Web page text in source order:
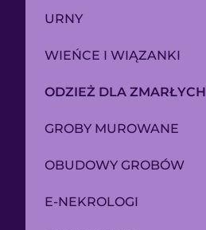
URNY
WIEŃCE I WIĄZANKI
ODZIEŻ DLA ZMARŁYCH
GROBY MUROWANE
OBUDOWY GROBÓW
E-NEKROLOGI